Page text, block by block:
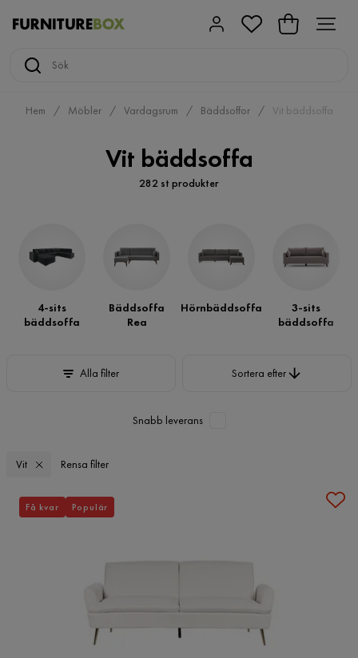
Hem Möbler Vardagsrum Bäddsoffor Vit bäddsoffa
Vit bäddsoffa
282 st produkter
4-sits
bäddsoffa
Bäddsoffa
Rea
Hörnbäddsoffa
3-sits
bäddsoffa
Alla filter Sortera efter
Snabb leverans
Vit Rensa filter
Få kvar Populär